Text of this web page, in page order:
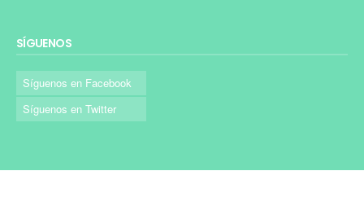
SÍGUENOS
Síguenos en Facebook
Síguenos en Twitter